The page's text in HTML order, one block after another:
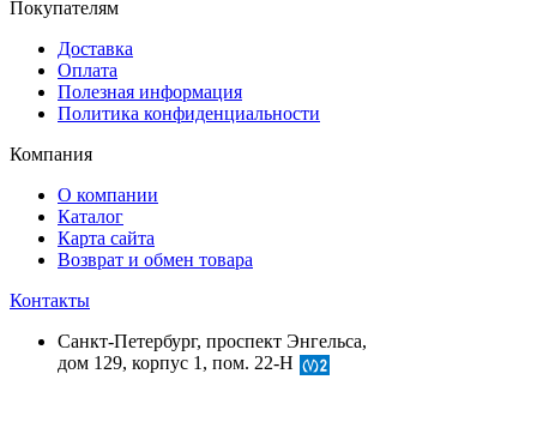
Покупателям
Доставка
Оплата
Полезная информация
Политика конфиденциальности
Компания
О компании
Каталог
Карта сайта
Возврат и обмен товара
Контакты
Санкт-Петербург, проспект Энгельса,
дом 129, корпус 1, пом. 22-Н